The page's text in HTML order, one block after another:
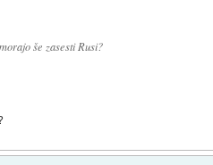
še zasesti Rusi?